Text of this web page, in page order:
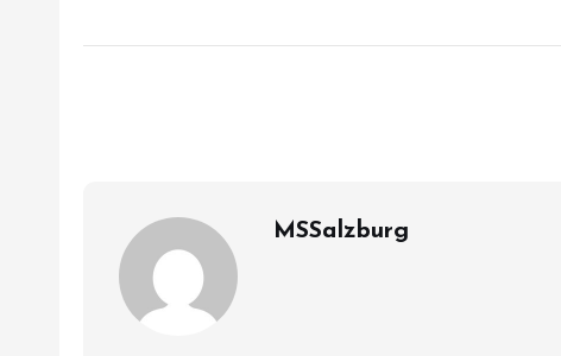
MSSalzburg